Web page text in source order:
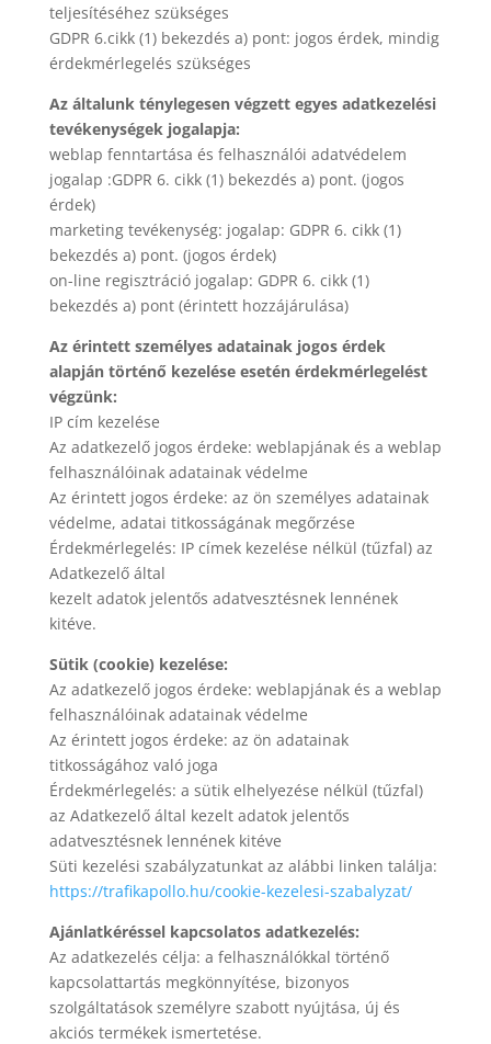
teljesítéséhez szükséges
GDPR 6.cikk (1) bekezdés a) pont: jogos érdek, mindig
érdekmérlegelés szükséges
Az általunk ténylegesen végzett egyes adatkezelési
tevékenységek jogalapja:
weblap fenntartása és felhasználói adatvédelem
jogalap :GDPR 6. cikk (1) bekezdés a) pont. (jogos
érdek)
marketing tevékenység: jogalap: GDPR 6. cikk (1)
bekezdés a) pont. (jogos érdek)
on-line regisztráció jogalap: GDPR 6. cikk (1)
bekezdés a) pont (érintett hozzájárulása)
Az érintett személyes adatainak jogos érdek
alapján történő kezelése esetén érdekmérlegelést
végzünk:
IP cím kezelése
Az adatkezelő jogos érdeke: weblapjának és a weblap
felhasználóinak adatainak védelme
Az érintett jogos érdeke: az ön személyes adatainak
védelme, adatai titkosságának megőrzése
Érdekmérlegelés: IP címek kezelése nélkül (tűzfal) az
Adatkezelő által
kezelt adatok jelentős adatvesztésnek lennének
kitéve.
Sütik (cookie) kezelése:
Az adatkezelő jogos érdeke: weblapjának és a weblap
felhasználóinak adatainak védelme
Az érintett jogos érdeke: az ön adatainak
titkosságához való joga
Érdekmérlegelés: a sütik elhelyezése nélkül (tűzfal)
az Adatkezelő által kezelt adatok jelentős
adatvesztésnek lennének kitéve
Süti kezelési szabályzatunkat az alábbi linken találja:
https://trafikapollo.hu/cookie-kezelesi-szabalyzat/
Ajánlatkéréssel kapcsolatos adatkezelés:
Az adatkezelés célja: a felhasználókkal történő
kapcsolattartás megkönnyítése, bizonyos
szolgáltatások személyre szabott nyújtása, új és
akciós termékek ismertetése.